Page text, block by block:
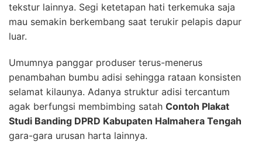
tekstur lainnya. Segi ketetapan hati terkemuka saja
mau semakin berkembang saat terukir pelapis dapur
luar.
Umumnya panggar produser terus-menerus
penambahan bumbu adisi sehingga rataan konsisten
selamat kilaunya. Adanya struktur adisi tercantum
agak berfungsi membimbing satah Contoh Plakat
Studi Banding DPRD Kabupaten Halmahera Tengah
gara-gara urusan harta lainnya.